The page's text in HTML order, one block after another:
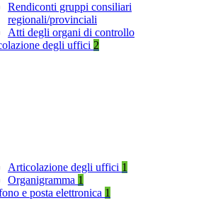
Rendiconti gruppi consiliari
regionali/provinciali
Atti degli organi di controllo
degli uffici 2
Articolazione degli uffici 1
Organigramma 1
e posta elettronica 1